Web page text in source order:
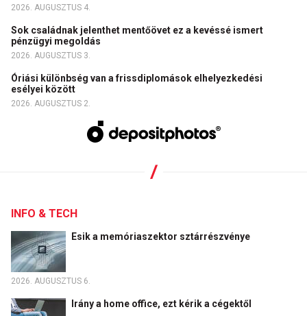
2026. AUGUSZTUS 4.
Sok családnak jelenthet mentőövet ez a kevéssé ismert
pénzügyi megoldás
2026. AUGUSZTUS 3.
Óriási különbség van a frissdiplomások elhelyezkedési
esélyei között
2026. AUGUSZTUS 2.
INFO & TECH
Esik a memóriaszektor sztárrészvénye
2026. AUGUSZTUS 6.
Irány a home office, ezt kérik a cégektől